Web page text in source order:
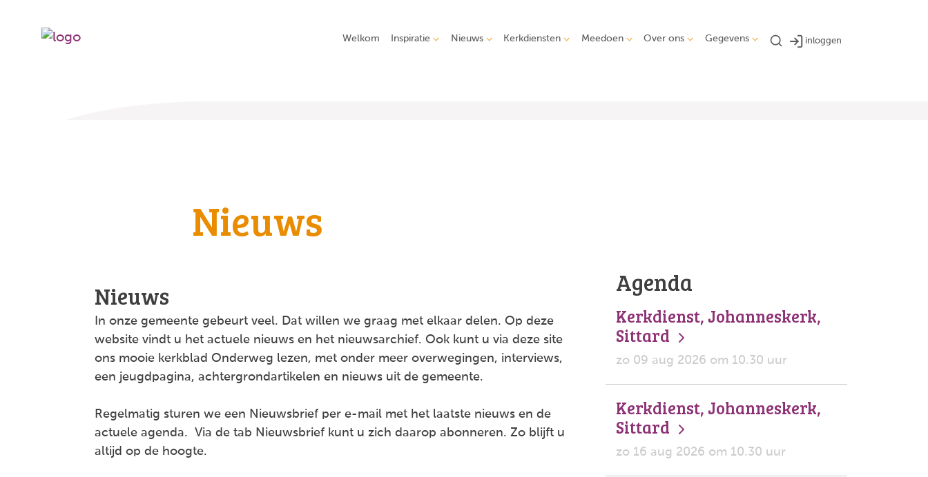
Welkom Inspiratie Nieuws Kerkdiensten Meedoen Over ons Gegevens inloggen
Nieuws
Nieuws
In onze gemeente gebeurt veel. Dat willen we graag met elkaar delen. Op deze
website vindt u het actuele nieuws en het nieuwsarchief. Ook kunt u via deze site
ons mooie kerkblad Onderweg lezen, met onder meer overwegingen, interviews,
een jeugdpagina, achtergrondartikelen en nieuws uit de gemeente.
Regelmatig sturen we een Nieuwsbrief per e-mail met het laatste nieuws en de
actuele agenda. Via de tab Nieuwsbrief kunt u zich daarop abonneren. Zo blijft u
altijd op de hoogte.
Agenda
Kerkdienst, Johanneskerk,
Sittard
zo 09 aug 2026 om 10.30 uur
Kerkdienst, Johanneskerk,
Sittard
zo 16 aug 2026 om 10.30 uur